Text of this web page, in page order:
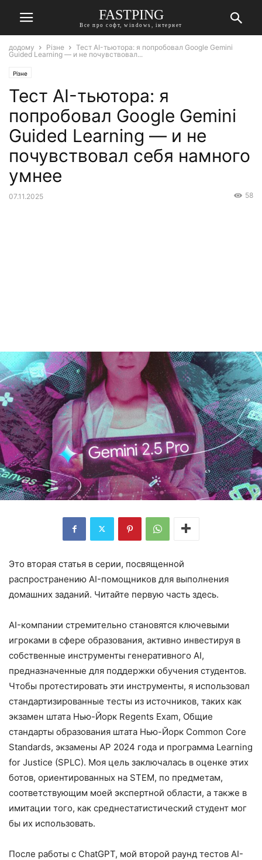
FASTPING
Все про софт, windows, інтернет
додому Різне
Тест AI-тьютора: я попробовал Google Gemini
Guided Learning — и не почувствовал...
Різне
Тест AI-тьютора: я
попробовал Google Gemini
Guided Learning — и не
почувствовал себя намного
умнее
07.11.2025 58
Это вторая статья в серии, посвященной
распространению AI-помощников для выполнения
домашних заданий. Читайте первую часть здесь.
AI-компании стремительно становятся ключевыми
игроками в сфере образования, активно инвестируя в
собственные инструменты генеративного AI,
предназначенные для поддержки обучения студентов.
Чтобы протестировать эти инструменты, я использовал
стандартизированные тесты из источников, таких как
экзамен штата Нью-Йорк Regents Exam, Общие
стандарты образования штата Нью-Йорк Common Core
Standards, экзамены AP 2024 года и программа Learning
for Justice (SPLC). Моя цель заключалась в оценке этих
ботов, ориентированных на STEM, по предметам,
соответствующим моей экспертной области, а также в
имитации того, как среднестатистический студент мог
бы их использовать.
После работы с ChatGPT, мой второй раунд тестов AI-